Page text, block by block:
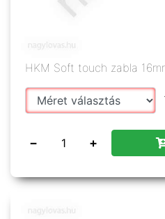
HKM Soft touch zabla
− +